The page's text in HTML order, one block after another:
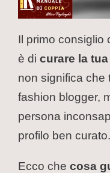
Il primo consiglio
è di curare la
non significa che
fashion blogger,
persona
profilo ben curato.
Ecco che cosa